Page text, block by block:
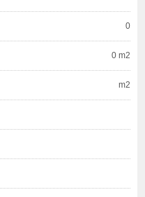
0
0 m2
m2